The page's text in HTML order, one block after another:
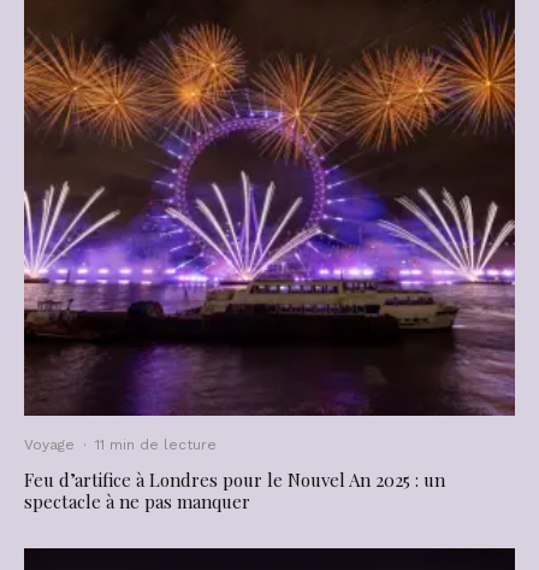
Voyage · 11 min de lecture
Feu d’artifice à Londres pour le Nouvel An 2025 : un
spectacle à ne pas manquer